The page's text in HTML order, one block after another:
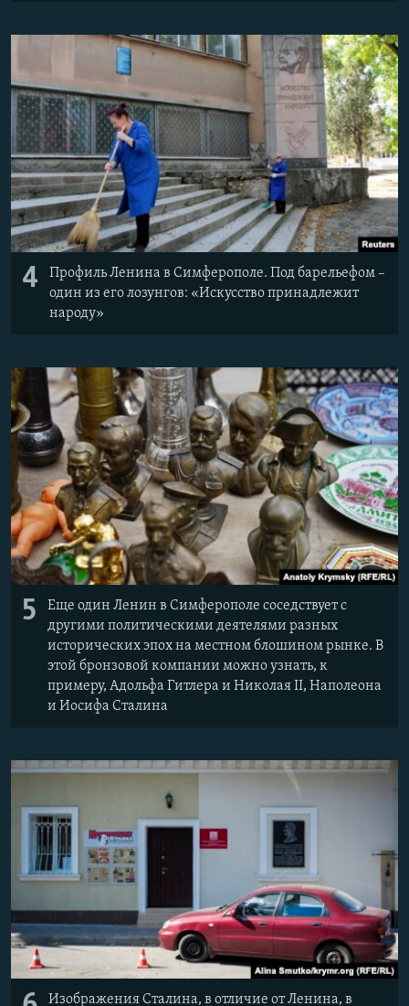
4
Профиль Ленина в Симферополе. Под барельефом –
один из его лозунгов: «Искусство принадлежит
народу»
5
Еще один Ленин в Симферополе соседствует с
другими политическими деятелями разных
исторических эпох на местном блошином рынке. В
этой бронзовой компании можно узнать, к
примеру, Адольфа Гитлера и Николая II, Наполеона
и Иосифа Сталина
Изображения Сталина, в отличие от Ленина, в